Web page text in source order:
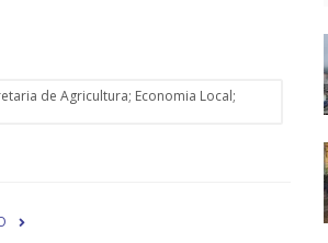
de Agricultura; Economia Local;